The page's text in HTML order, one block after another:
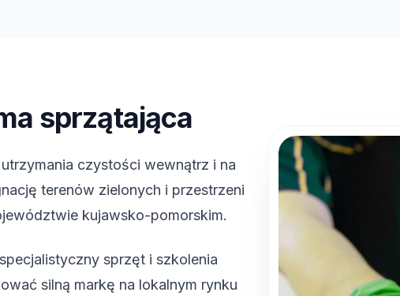
sprzątająca
czystości wewnątrz i na
terenów zielonych i przestrzeni
kujawsko-pomorskim.
sprzęt i szkolenia
silną markę na lokalnym rynku